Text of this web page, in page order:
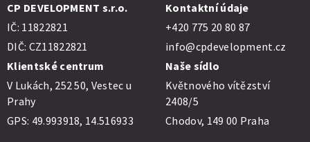
CP DEVELOPMENT s.r.o.
IČ: 11822821
DIČ: CZ11822821
Kontaktní údaje
+420 775 20 80 87
info@cpdevelopment.cz
Klientské centrum
V Lukách, 252 50, Vestec u
Prahy
GPS: 49.993918, 14.516933
Naše sídlo
Květnového vítězství
2408/5
Chodov, 149 00 Praha